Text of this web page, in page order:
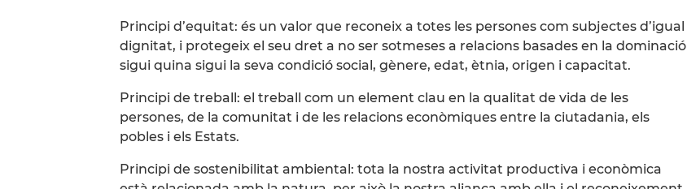
Principi d’equitat: és un valor que reconeix a totes les persones com subjectes d’igual
dignitat, i protegeix el seu dret a no ser sotmeses a relacions basades en la dominació
sigui quina sigui la seva condició social, gènere, edat, ètnia, origen i capacitat.
Principi de treball: el treball com un element clau en la qualitat de vida de les
persones, de la comunitat i de les relacions econòmiques entre la ciutadania, els
pobles i els Estats.
Principi de sostenibilitat ambiental: tota la nostra activitat productiva i econòmica